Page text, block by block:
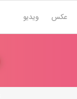
عکس ویدیو